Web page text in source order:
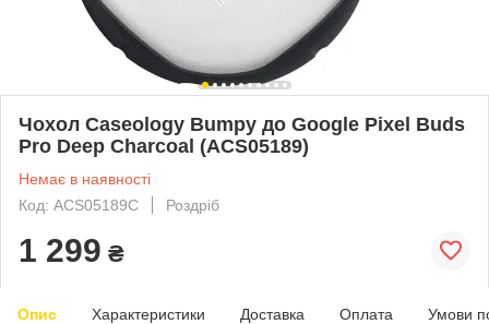
Чохол Caseology Bumpy до Google Pixel Buds
Pro Deep Charcoal (ACS05189)
Немає в наявності
Код: ACS05189C
Роздріб
1 299 ₴
Опис Характеристики Доставка Оплата Умови